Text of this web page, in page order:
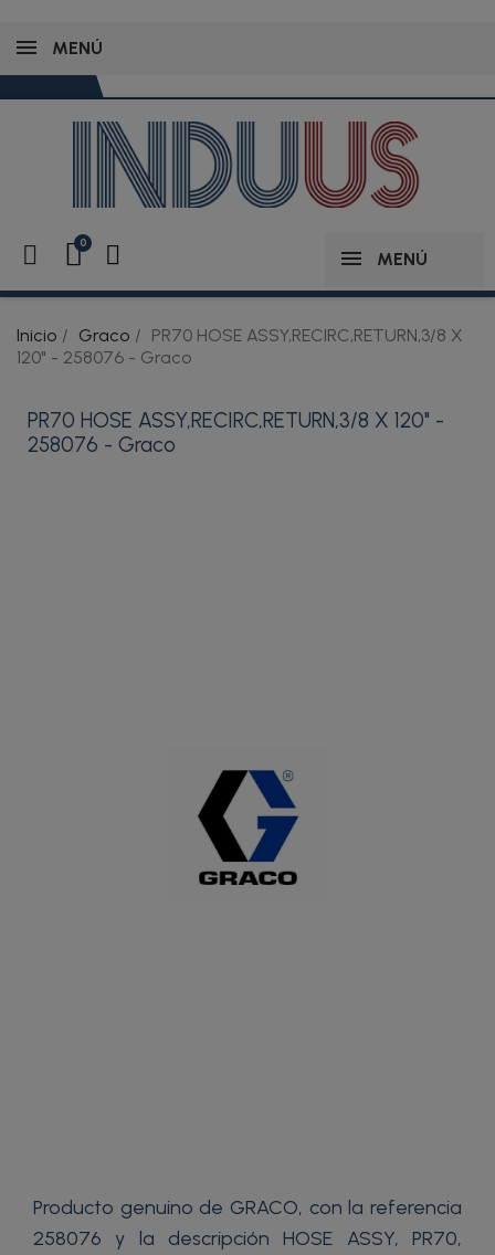
MENÚ
MENÚ
Inicio Graco
PR70 HOSE ASSY,RECIRC,RETURN,3/8 X
120" - 258076 - Graco
PR70 HOSE ASSY,RECIRC,RETURN,3/8 X 120" -
258076 - Graco
Producto genuino de GRACO, con la referencia
258076 y la descripción HOSE ASSY, PR70,